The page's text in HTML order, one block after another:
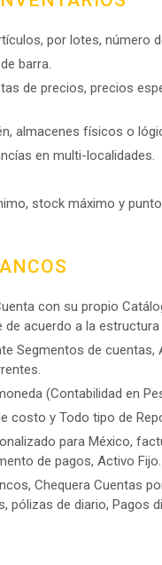
por lotes, número
barra.
de precios, precios
almacenes físicos o
en multi-localidades.
stock máximo y
con su propio
de acuerdo a la
Segmentos de cuentas,
(Contabilidad en
costo y Todo tipo de
para México,
de pagos, Activo
Chequera Cuentas
pólizas de diario, Pagos